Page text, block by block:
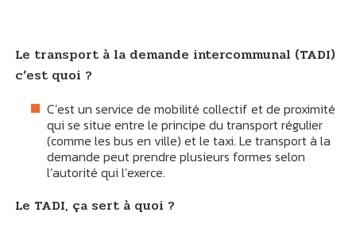
Le transport à la demande intercommunal (TADI)
c’est quoi ?
C’est un service de mobilité collectif et de proximité
qui se situe entre le principe du transport régulier
(comme les bus en ville) et le taxi. Le transport à la
demande peut prendre plusieurs formes selon
l’autorité qui l’exerce.
Le TADI, ça sert à quoi ?